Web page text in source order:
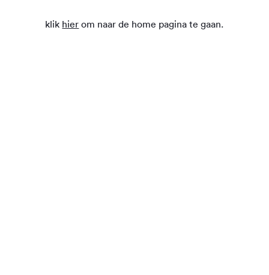
klik hier om naar de home pagina te gaan.